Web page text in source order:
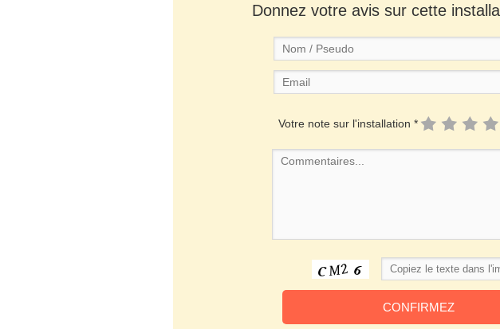
Donnez votre avis sur cette
Votre note sur l'installation *